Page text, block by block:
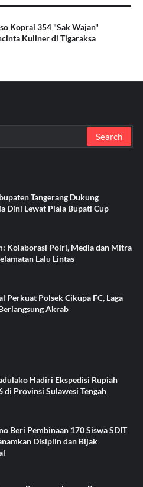
Kopral 354 "Sak Wajan"
Kuliner di Tigaraksa
Tangerang Dukung
Dini Lewat Piala Bupati Cup
Kolaborasi Polri, Media dan Mitra
Lalu Lintas
Perkuat Polsek Cikupa FC, Laga
Akrab
Hadiri Ekspedisi Rupiah
di Provinsi Sulawesi Tengah
Beri Pembinaan 170 Siswa SDIT
Disiplin dan Bijak